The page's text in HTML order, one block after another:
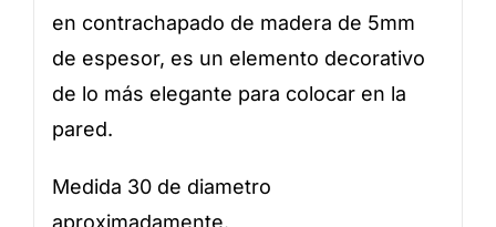
en contrachapado de madera de 5mm
de espesor, es un elemento decorativo
de lo más elegante para colocar en la
pared.
Medida 30 de diametro
aproximadamente.